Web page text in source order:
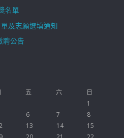
名單
及志願選填通知
聘公告
五 六
日
1
6 7
8
13 14
15